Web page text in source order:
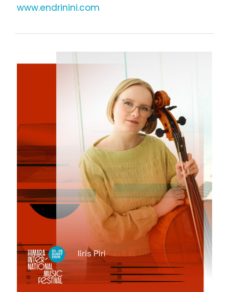
www.endrinini.com